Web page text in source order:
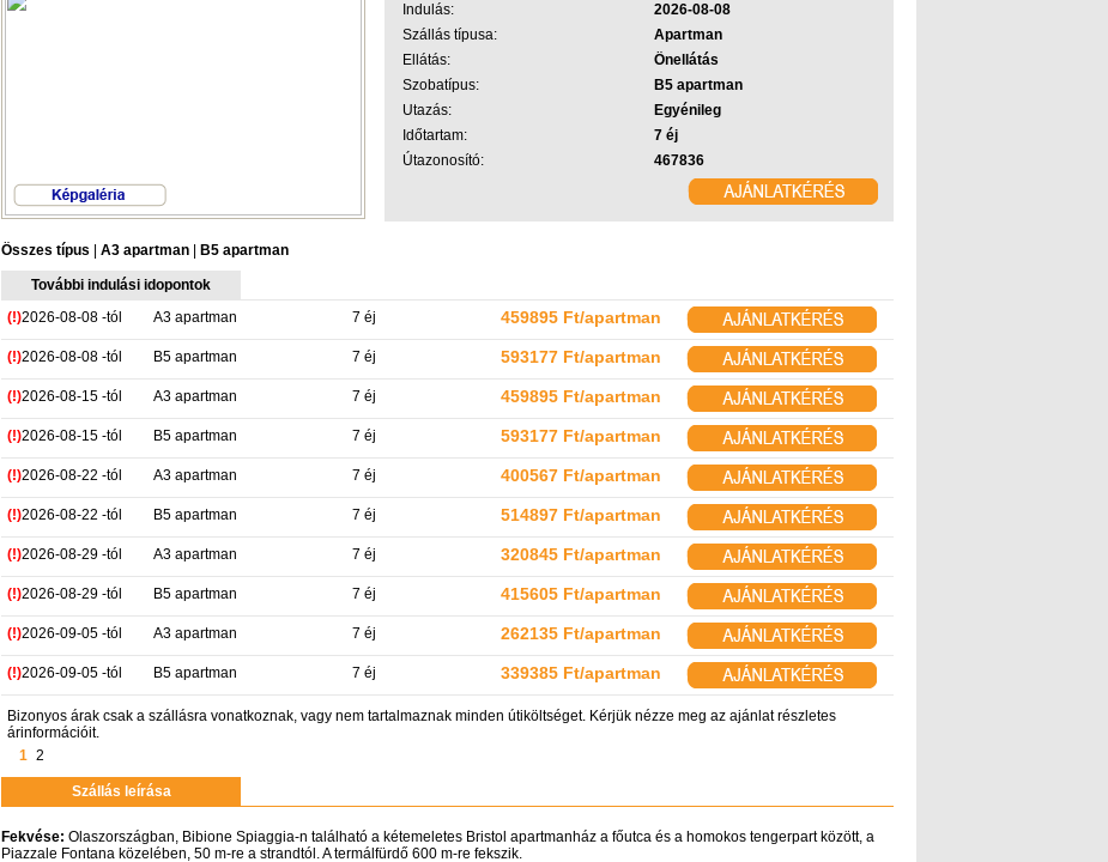
Indulás:
2026-08-08
Szállás típusa:
Apartman
Ellátás:
Önellátás
Szobatípus:
B5 apartman
Utazás:
Egyénileg
Időtartam:
7 éj
Útazonosító:
467836
Összes típus A3 apartman B5 apartman
További indulási idopontok
(!)2026-08-08 -tól A3 apartman 7 éj 459895 Ft/apartman
(!)2026-08-08 -tól B5 apartman 7 éj 593177 Ft/apartman
(!)2026-08-15 -tól A3 apartman 7 éj 459895 Ft/apartman
(!)2026-08-15 -tól B5 apartman 7 éj 593177 Ft/apartman
(!)2026-08-22 -tól A3 apartman 7 éj 400567 Ft/apartman
(!)2026-08-22 -tól B5 apartman 7 éj 514897 Ft/apartman
(!)2026-08-29 -tól A3 apartman 7 éj 320845 Ft/apartman
(!)2026-08-29 -tól B5 apartman 7 éj 415605 Ft/apartman
(!)2026-09-05 -tól A3 apartman 7 éj 262135 Ft/apartman
(!)2026-09-05 -tól B5 apartman 7 éj 339385 Ft/apartman
Bizonyos árak csak a szállásra vonatkoznak, vagy nem tartalmaznak minden útiköltséget. Kérjük nézze meg az ajánlat részletes
árinformációit.
1 2
Szállás leírása
Fekvése: Olaszországban, Bibione Spiaggia-n található a kétemeletes Bristol apartmanház a főutca és a homokos tengerpart között, a
Piazzale Fontana közelében, 50 m-re a strandtól. A termálfürdő 600 m-re fekszik.